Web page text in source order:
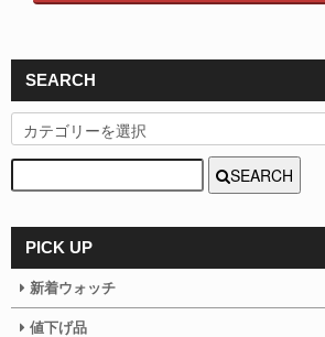
SEARCH
SEARCH
PICK UP
新着ウォッチ
値下げ品